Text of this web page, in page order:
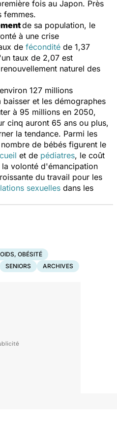
fois au Japon. Près
femmes.
de sa population, le
à une crise
de fécondité de 1,37
taux de 2,07 est
naturel des
127 millions
et les démographes
à 95 millions en 2050,
cinq auront 65 ans ou plus,
la tendance. Parmi les
de bébés figurent le
et de pédiatres, le coût
volonté d'émancipation
du travail pour les
sexuelles dans les
OBÉSITÉ
SENIORS ARCHIVES